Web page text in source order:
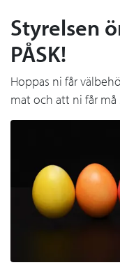
Styrelsen
PÅSK!
Hoppas ni får
mat och att ni får må